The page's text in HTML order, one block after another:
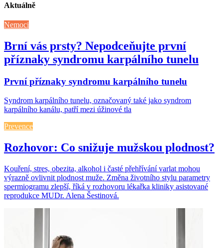
Aktuálně
Nemoci
Brní vás prsty? Nepodceňujte první
příznaky syndromu karpálního tunelu
První příznaky syndromu karpálního tunelu
Syndrom karpálního tunelu, označovaný také jako syndrom
karpálního kanálu, patří mezi úžinové tla
Prevence
Rozhovor: Co snižuje mužskou plodnost?
Kouření, stres, obezita, alkohol i časté přehřívání varlat mohou
výrazně ovlivnit plodnost muže. Změna životního stylu parametry
spermiogramu zlepší, říká v rozhovoru lékařka kliniky asistované
reprodukce MUDr. Alena Šestinová.